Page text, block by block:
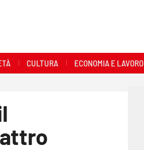
CULTURA ECONOMIA E LAVORO